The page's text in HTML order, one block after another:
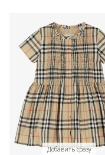
Добавить сразу